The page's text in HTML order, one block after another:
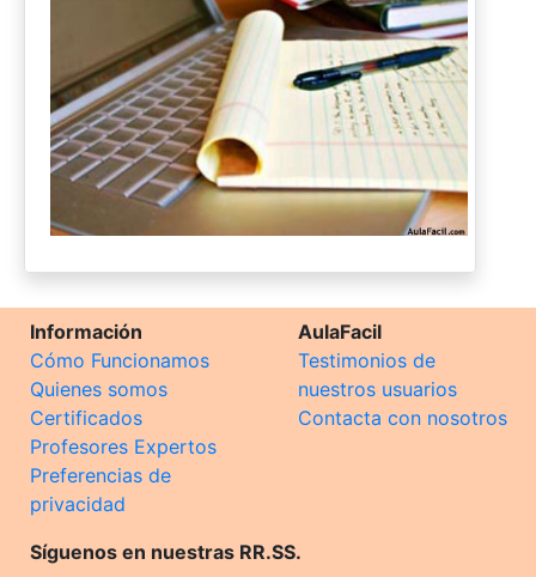
Información
Cómo Funcionamos
Quienes somos
Certificados
Profesores Expertos
Preferencias de
privacidad
AulaFacil
Testimonios de
nuestros usuarios
Contacta con nosotros
Síguenos en nuestras RR.SS.